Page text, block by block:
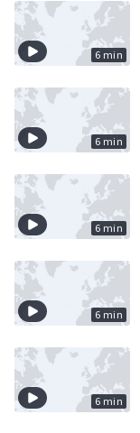
6 min
6 min
6 min
6 min
6 min